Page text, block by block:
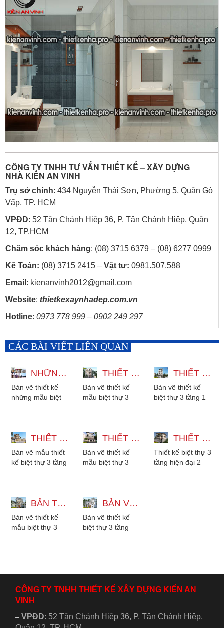
CÔNG TY TNHH TƯ VẤN THIẾT KẾ – XÂY DỰNG
NHÀ KIẾN AN VINH
Trụ sở chính: 434 Nguyễn Thái Sơn, Phường 5, Quận Gò
Vấp, TP. HCM
VPĐD: 52 Tân Chánh Hiệp 36, P. Tân Chánh Hiệp, Quận
12, TP.HCM
Chăm sóc khách hàng: (08) 3715 6379 – (08) 6277 0999
Kế Toán: (08) 3715 2415 – Vật tư: 0981.507.588
Email : kienanvinh2012@gmail.com
Website: thietkexaynhadep.com.vn
Hotline: 0973 778 999 – 0902 249 297
CÁC BÀI VIẾT LIÊN QUAN
NHỮNG MẪU BIỆT THỰ 3 TẦNG ĐẸP ĐA DẠNG PHONG CÁCH
Bản vẽ thiết kế
những mẫu biệt
THIẾT KẾ MẪU BIỆT THỰ 3 TẦNG CÓ THANG MÁY 12X22M
Bản vẽ thiết kế
mẫu biệt thự 3
phong cách tân...
THIẾT KẾ BIỆT THỰ 3 TẦNG 1 TUM HIỆN ĐẠI CÓ THANG MÁY VÀ HẦM
Bản vẽ thiết kế
biệt thự 3 tầng 1
với...
THIẾT KẾ BIỆT THỰ 3 TẦNG 2 MẶT TIỀN - 5 PHÒNG NGỦ MÁI NHẬT
Bản vẽ mẫu thiết
kế biệt thự 3 tầng
đình...
THIẾT KẾ MẪU BIỆT THỰ 3 TẦNG 15X27M CÓ HẦM XE VÀ THANG MÁY
Bản vẽ thiết kế
mẫu biệt thự 3
phù hợp...
THIẾT KẾ BIỆT THỰ 3 TẦNG HIỆN ĐẠI - 2 PHÒNG NGỦ CÓ SÂN THƯỢNG
Thiết kế biệt thự 3
tầng hiện đại 2
BẢN THIẾT KẾ MẪU BIỆT THỰ 3 TẦNG TÂN CỔ ĐIỂN ĐẸP KÈM NỘI THẤT
Bản vẽ thiết kế
mẫu biệt thự 3
BẢN VẼ THIẾT KẾ BIỆT THỰ 3 TẦNG MÁI NHẬT TÂN CỔ ĐIỂN 3 PHÒNG NGỦ
Bản vẽ thiết kế
biệt thự 3 tầng
CÔNG TY TNHH THIẾT KẾ XÂY DỰNG KIẾN AN
VINH
–VPĐD: 52 Tân Chánh Hiệp 36, P. Tân Chánh Hiệp,